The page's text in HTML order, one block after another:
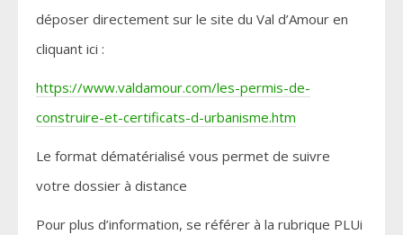
déposer directement sur le site du Val d’Amour en
cliquant ici :
https://www.valdamour.com/les-permis-de-
construire-et-certificats-d-urbanisme.htm
Le format dématérialisé vous permet de suivre
votre dossier à distance
Pour plus d’information, se référer à la rubrique PLUi